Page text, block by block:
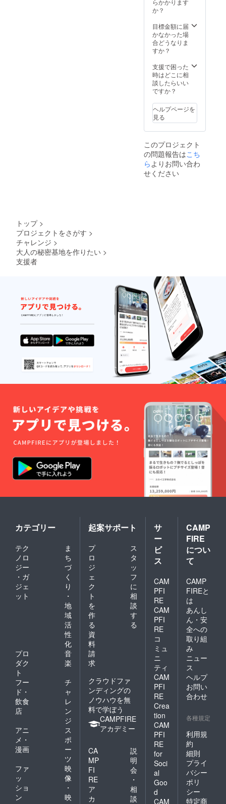
「こっ
こまで
俺の陣
地！！
」のリ
です。
か？
目標金額に届
かなかった場
合どうなりま
すか？
支援で困った
時はどこに相
談したらいい
ですか？
ヘルプページを
見る
このプロジェクト
の問題報告はこち
ら よりお問い合わ
せください
トップ >
プロジェクトをさがす >
チャレンジ >
大人の秘密基地を作りたい >
支援者
カテゴリー
テク
ノロ
ジー
・ガ
ジェ
ット
ま
ち
づ
く
り
・
地
域
活
性
化
プロ
ダク
ト
音
楽
フー
ド・
飲食
店
チ
ャ
レ
ン
ジ
アニ
メ・
漫画
ス
ポ
ー
ツ
ファ
ッ
ショ
ン
映
像
・
映
起案サポート
プ
ロ
ジ
ェ
ク
ト
を
作
る
ス
タ
ッ
フ
に
相
談
す
る
資
料
請
求
クラウドファ
ンディングの
ノウハウを無
料で学ぼう
CAMPFIRE
アカデミー
CA
MP
FI
RE
ア
カ
説
明
会
・
相
談
サ
ー
ビ
ス
CAM
PFI
RE
CAM
PFI
RE
コ
ミュ
ニ
ティ
CAM
PFI
RE
Crea
tion
CAM
PFI
RE
for
Soci
al
Goo
d
CAM
CAMP
FIRE
につい
て
CAMP
FIREと
は
あんし
ん・安
全への
取り組
み
ニュー
ス
ヘルプ
お問い
合わせ
各種規定
利用規
約
細則
プライ
バシー
ポリ
シー
特定商